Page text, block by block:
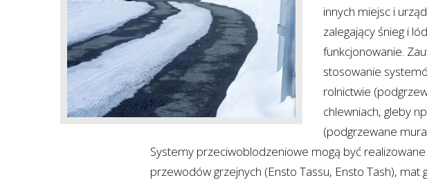
innych miejsc i
zalegający śnieg i
funkcjonowanie.
stosowanie
rolnictwie
chlewniach, gleby
(podgrzewane
Systemy przeciwoblodzeniowe mogą być
przewodów grzejnych (Ensto Tassu, Ensto Tash), mat